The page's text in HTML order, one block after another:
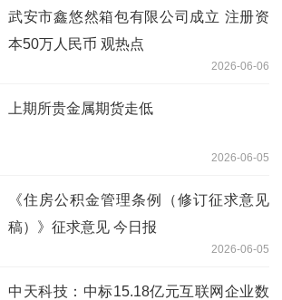
武安市鑫悠然箱包有限公司成立 注册资
本50万人民币 观热点
2026-06-06
上期所贵金属期货走低
2026-06-05
《住房公积金管理条例（修订征求意见
稿）》征求意见 今日报
2026-06-05
中天科技：中标15.18亿元互联网企业数